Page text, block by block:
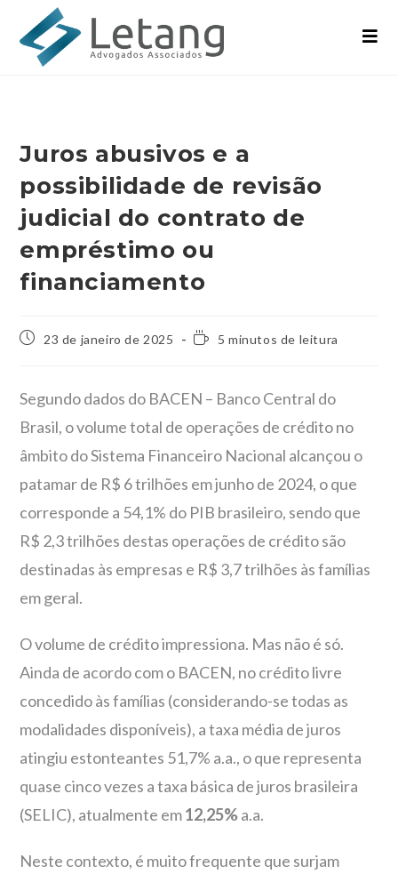
Juros abusivos e a
possibilidade de revisão
judicial do contrato de
empréstimo ou
financiamento
23 de janeiro de 2025 5 minutos de leitura
Segundo dados do BACEN – Banco Central do
Brasil, o volume total de operações de crédito no
âmbito do Sistema Financeiro Nacional alcançou o
patamar de R$ 6 trilhões em junho de 2024, o que
corresponde a 54,1% do PIB brasileiro, sendo que
R$ 2,3 trilhões destas operações de crédito são
destinadas às empresas e R$ 3,7 trilhões às famílias
em geral.
O volume de crédito impressiona. Mas não é só.
Ainda de acordo com o BACEN, no crédito livre
concedido às famílias (considerando-se todas as
modalidades disponíveis), a taxa média de juros
atingiu estonteantes 51,7% a.a., o que representa
quase cinco vezes a taxa básica de juros brasileira
(SELIC), atualmente em12,25%a.a.
Neste contexto, é muito frequente que surjam